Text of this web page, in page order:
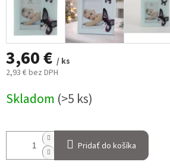
3,60 € / ks
2,93 € bez DPH
cena:
Skladom (>5 ks)
Pridať do košíka